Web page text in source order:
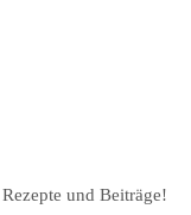
und Beiträge!